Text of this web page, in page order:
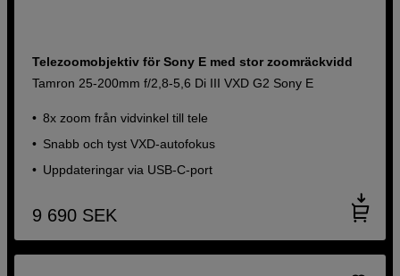
Telezoomobjektiv för Sony E med stor zoomräckvidd
Tamron 25-200mm f/2,8-5,6 Di III VXD G2 Sony E
8x zoom från vidvinkel till tele
Snabb och tyst VXD-autofokus
Uppdateringar via USB-C-port
9 690 SEK